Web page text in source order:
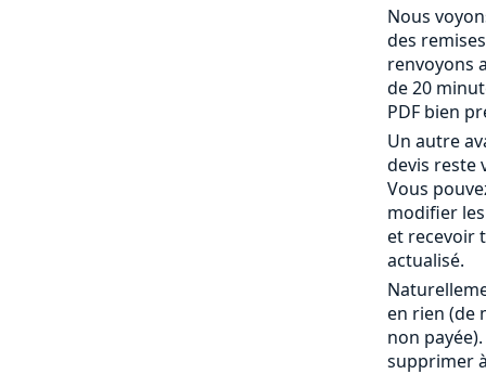
Nous
des
renvoyons
de 20
PDF bien
Un autre
devis reste
Vous
modifier
et recevoir
actualisé.
en rien (de
non
supprimer